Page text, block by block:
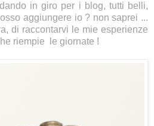
in giro per i blog, tutti belli,
aggiungere io ? non saprei ...
di raccontarvi le mie esperienze
riempie le giornate !